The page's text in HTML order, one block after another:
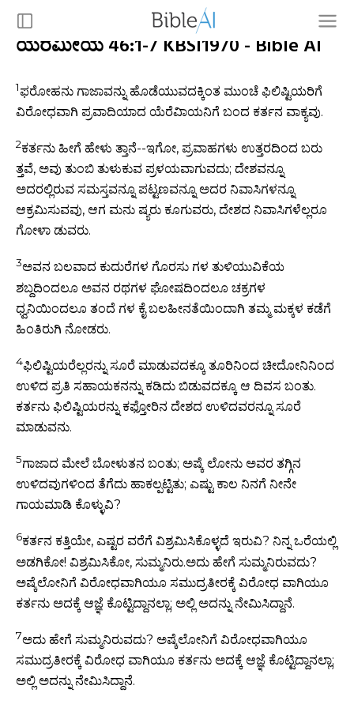
ಯೆರೆಮೀಯ 46:1-7 KBSI1970 - Bible AI
1ಫರೋಹನು ಗಾಜಾವನ್ನು ಹೊಡೆಯುವದಕ್ಕಿಂತ ಮುಂಚೆ ಫಿಲಿಷ್ಟಿಯರಿಗೆ
ವಿರೋಧವಾಗಿ ಪ್ರವಾದಿಯಾದ ಯೆರೆವಿಾಯನಿಗೆ ಬಂದ ಕರ್ತನ ವಾಕ್ಯವು.
2ಕರ್ತನು ಹೀಗೆ ಹೇಳು ತ್ತಾನೆ--ಇಗೋ, ಪ್ರವಾಹಗಳು ಉತ್ತರದಿಂದ ಬರು
ತ್ತವೆ, ಅವು ತುಂಬಿ ತುಳುಕುವ ಪ್ರಳಯವಾಗುವದು; ದೇಶವನ್ನೂ
ಅದರಲ್ಲಿರುವ ಸಮಸ್ತವನ್ನೂ ಪಟ್ಟಣವನ್ನೂ ಅದರ ನಿವಾಸಿಗಳನ್ನೂ
ಆಕ್ರಮಿಸುವವು, ಆಗ ಮನು ಷ್ಯರು ಕೂಗುವರು, ದೇಶದ ನಿವಾಸಿಗಳೆಲ್ಲರೂ
ಗೋಳಾ ಡುವರು.
3ಅವನ ಬಲವಾದ ಕುದುರೆಗಳ ಗೊರಸು ಗಳ ತುಳಿಯುವಿಕೆಯ
ಶಬ್ದದಿಂದಲೂ ಅವನ ರಥಗಳ ಘೋಷದಿಂದಲೂ ಚಕ್ರಗಳ
ಧ್ವನಿಯಿಂದಲೂ ತಂದೆ ಗಳ ಕೈ ಬಲಹೀನತೆಯಿಂದಾಗಿ ತಮ್ಮ ಮಕ್ಕಳ ಕಡೆಗೆ
ಹಿಂತಿರುಗಿ ನೋಡರು.
4ಫಿಲಿಷ್ಟಿಯರೆಲ್ಲರನ್ನು ಸೂರೆ ಮಾಡುವದಕ್ಕೂ ತೂರಿನಿಂದ ಚೀದೋನಿನಿಂದ
ಉಳಿದ ಪ್ರತಿ ಸಹಾಯಕನನ್ನು ಕಡಿದು ಬಿಡುವದಕ್ಕೂ ಆ ದಿವಸ ಬಂತು.
ಕರ್ತನು ಫಿಲಿಷ್ಟಿಯರನ್ನು ಕಫ್ತೋರಿನ ದೇಶದ ಉಳಿದವರನ್ನೂ ಸೂರೆ
ಮಾಡುವನು.
5ಗಾಜಾದ ಮೇಲೆ ಬೋಳುತನ ಬಂತು; ಅಷ್ಕೆ ಲೋನು ಅವರ ತಗ್ಗಿನ
ಉಳಿದವುಗಳಿಂದ ತೆಗೆದು ಹಾಕಲ್ಪಟ್ಟಿತು; ಎಷ್ಟು ಕಾಲ ನಿನಗೆ ನೀನೇ
ಗಾಯಮಾಡಿ ಕೊಳ್ಳುವಿ?
6ಕರ್ತನ ಕತ್ತಿಯೇ, ಎಷ್ಟರ ವರೆಗೆ ವಿಶ್ರಮಿಸಿಕೊಳ್ಳದೆ ಇರುವಿ? ನಿನ್ನ ಒರೆಯಲ್ಲಿ
ಅಡಗಿಕೋ! ವಿಶ್ರಮಿಸಿಕೋ, ಸುಮ್ಮನಿರು.ಅದು ಹೇಗೆ ಸುಮ್ಮನಿರುವದು?
ಅಷ್ಕೆಲೋನಿಗೆ ವಿರೋಧವಾಗಿಯೂ ಸಮುದ್ರತೀರಕ್ಕೆ ವಿರೋಧ ವಾಗಿಯೂ
ಕರ್ತನು ಅದಕ್ಕೆ ಆಜ್ಞೆ ಕೊಟ್ಟಿದ್ದಾನಲ್ಲಾ; ಅಲ್ಲಿ ಅದನ್ನು ನೇಮಿಸಿದ್ದಾನೆ.
7ಅದು ಹೇಗೆ ಸುಮ್ಮನಿರುವದು? ಅಷ್ಕೆಲೋನಿಗೆ ವಿರೋಧವಾಗಿಯೂ
ಸಮುದ್ರತೀರಕ್ಕೆ ವಿರೋಧ ವಾಗಿಯೂ ಕರ್ತನು ಅದಕ್ಕೆ ಆಜ್ಞೆ ಕೊಟ್ಟಿದ್ದಾನಲ್ಲಾ;
ಅಲ್ಲಿ ಅದನ್ನು ನೇಮಿಸಿದ್ದಾನೆ.